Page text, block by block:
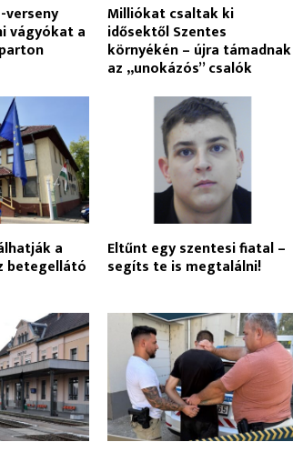
verseny
vágyókat a
Milliókat csaltak ki
idősektől Szentes
környékén – újra támadnak
az „unokázós” csalók
a
betegellátó
Eltűnt egy szentesi fiatal –
segíts te is megtalálni!